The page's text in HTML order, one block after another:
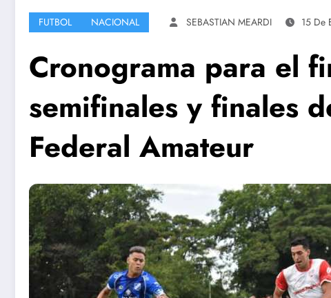
FUTBOL NACIONAL SEBASTIAN MEARDI 15 De
Cronograma para el
semifinales y finales
Federal Amateur